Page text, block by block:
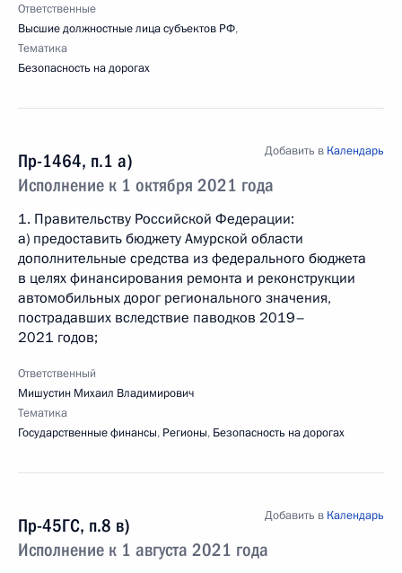
Ответственные
Высшие должностные лица субъектов РФ,
Тематика
Безопасность на дорогах
Пр-1464, п.1 а)
Исполнение к 1 октября 2021 года
Добавить в Календарь
1. Правительству Российской Федерации:
a) предоставить бюджету Амурской области
дополнительные средства из федерального бюджета
в целях финансирования ремонта и реконструкции
автомобильных дорог регионального значения,
пострадавших вследствие паводков 2019–
2021 годов;
Ответственный
Мишустин Михаил Владимирович
Тематика
Государственные финансы, Регионы, Безопасность на дорогах
Пр-45ГС, п.8 в)
Исполнение к 1 августа 2021 года
Добавить в Календарь